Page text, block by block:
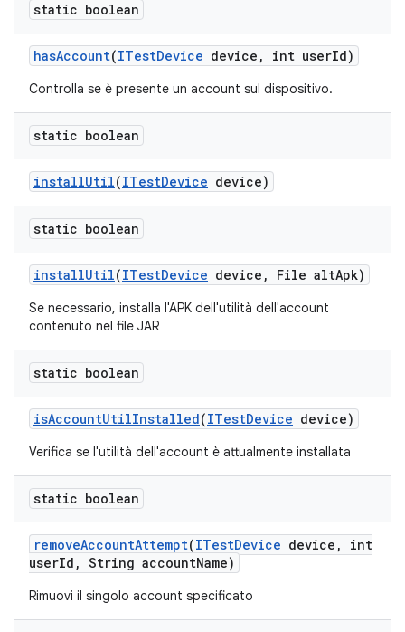
static boolean
hasAccount(ITestDevice device , int userId)
Controlla se è presente un account sul dispositivo.
static boolean
installUtil(ITestDevice device)
static boolean
installUtil(ITestDevice device , File altApk)
Se necessario, installa l'APK dell'utilità dell'account
contenuto nel file JAR
static boolean
isAccountUtilInstalled(ITestDevice device)
Verifica se l'utilità dell'account è attualmente installata
static boolean
removeAccountAttempt(ITestDevice device ,
int
userId , String accountName)
Rimuovi il singolo account specificato